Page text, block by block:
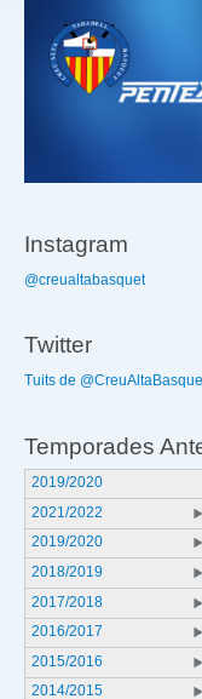
Instagram
@creualtabasquet
Twitter
Tuits de
Temporades
2019/2020
2021/2022
2019/2020
2018/2019
2017/2018
2016/2017
2015/2016
2014/2015